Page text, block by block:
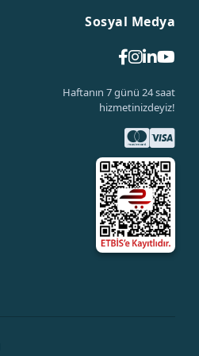
Sosyal Medya
Haftanın 7 günü 24 saat
hizmetinizdeyiz!